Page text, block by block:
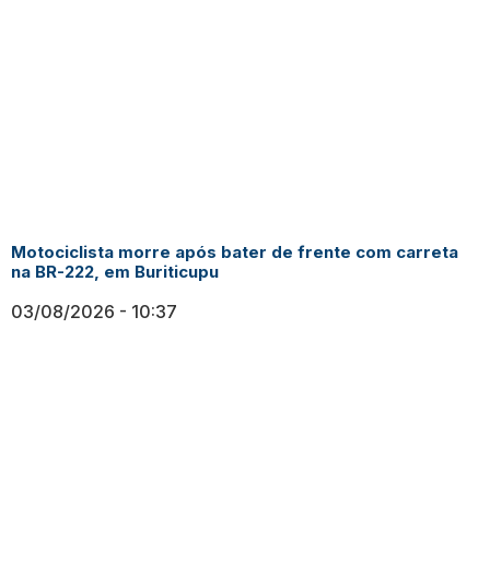
Motociclista morre após bater de frente com carreta
na BR-222, em Buriticupu
03/08/2026 10:37